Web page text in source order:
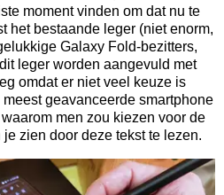
moment vinden om dat nu te
het bestaande leger (niet enorm,
Galaxy Fold-bezitters,
leger worden aangevuld met
omdat er niet veel keuze is
geavanceerde smartphone
men zou kiezen voor de
zien door deze tekst te lezen.